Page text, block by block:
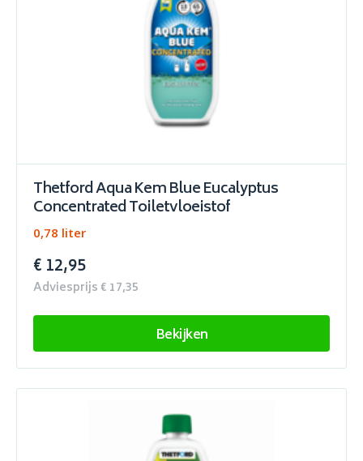
Thetford Aqua Kem Blue Eucalyptus
Concentrated Toiletvloeistof
0,78 liter
€ 12,95
Adviesprijs € 17,35
Bekijken